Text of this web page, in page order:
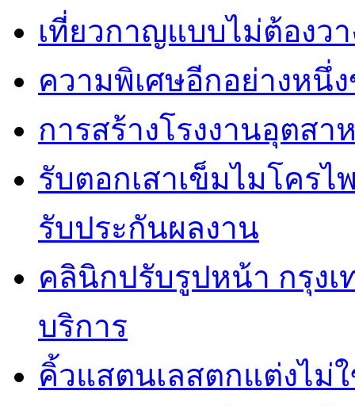
เที่ยวกาญแบบไม่ต้องว
ความพิเศษอีกอย่างหนึ่
การสร้างโรงงานอุตสา
รับตอกเสาเข็มไมโคร
รับประกันผลงาน
คลินิกปรับรูปหน้า กรุง
บริการ
คิ้วแสตนเลสตกแต่งไม่